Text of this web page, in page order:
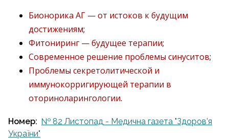
Бионорика АГ — от истоков к будущим
достижениям;
Фитониринг — будущее терапии;
Cовременное решение проблемы синуситов;
Проблемы секретолитической и
иммунокорригирующей терапии в
оториноларингологии.
Номер: № 82 Листопад - Медична газета "Здоров’я
України"